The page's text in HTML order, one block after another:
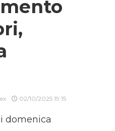
02/10/2025 19:15
domenica